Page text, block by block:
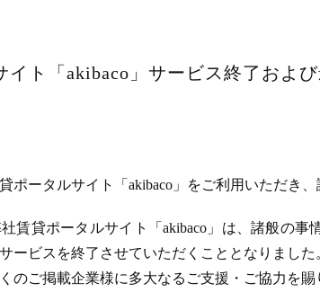
イト「akibaco」サービス終了およ
ポータルサイト「akibaco」をご利用いただき、
賃貸ポータルサイト「akibaco」は、諸般の事
ービスを終了させていただくこととなりました
のご掲載企業様に多大なるご支援・ご協力を